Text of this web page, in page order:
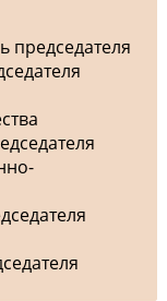
председателя